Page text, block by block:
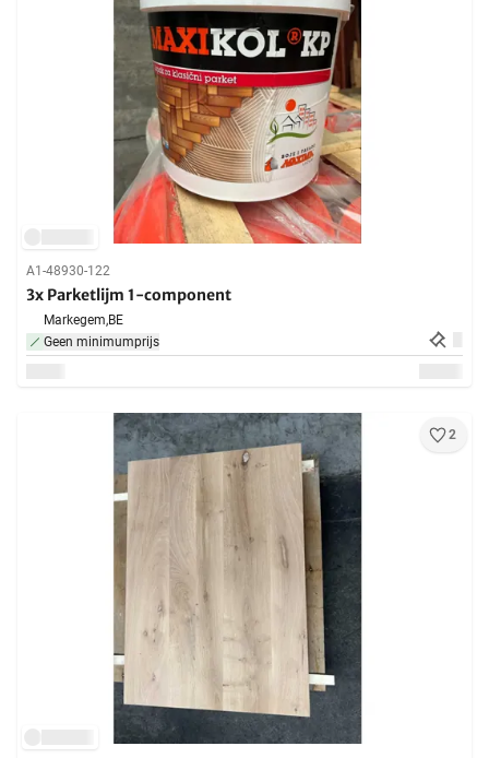
A1-48930-122
3x Parketlijm 1-component
Markegem,BE
Geen minimumprijs
2